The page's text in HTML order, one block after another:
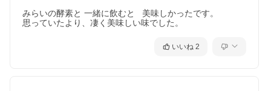
みらいの酵素と 一緒に飲むと   美味しかったです。
思っていたより、凄く美味しい味でした。
いいね 2